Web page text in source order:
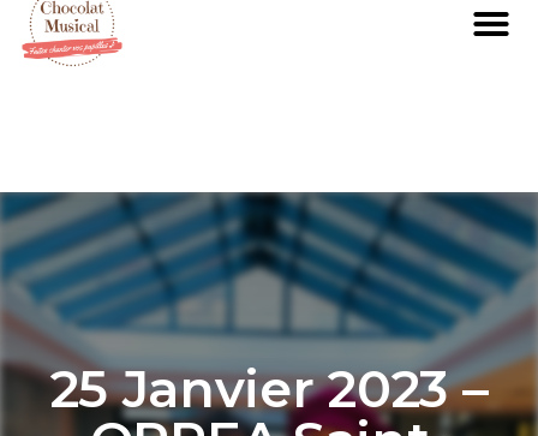
25 Janvier 2023 –